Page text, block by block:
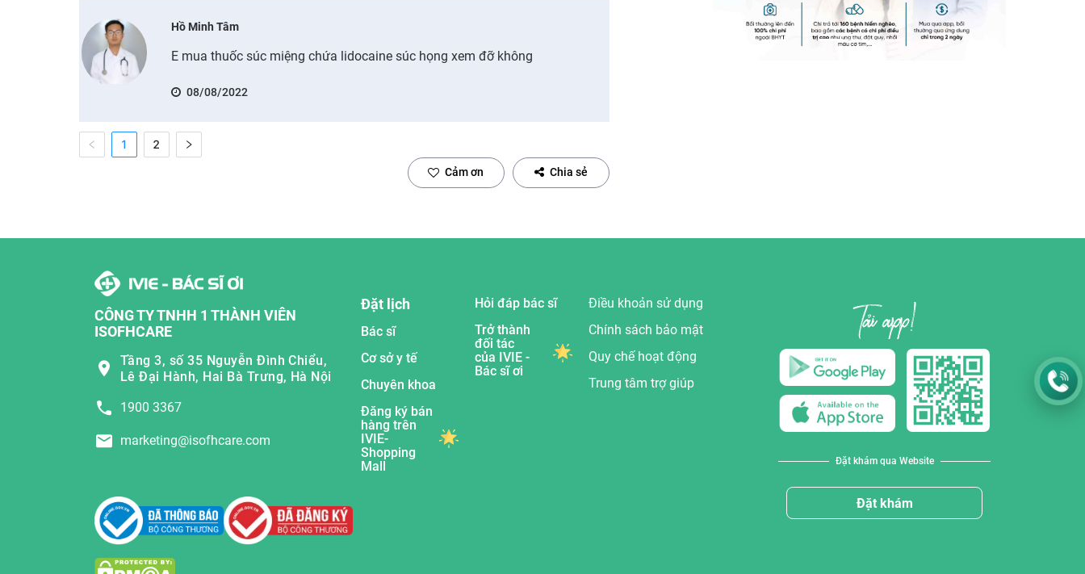
Hồ Minh Tâm
E mua thuốc súc miệng chứa lidocaine súc họng xem đỡ không
08/08/2022
1 2
Cảm ơn Chia sẻ
CÔNG TY TNHH 1 THÀNH VIÊN
ISOFHCARE
Tầng 3, số 35 Nguyễn Đình Chiểu,
Lê Đại Hành, Hai Bà Trưng, Hà Nội
1900 3367
marketing@isofhcare.com
Đặt lịch
Bác sĩ
Cơ sở y tế
Chuyên khoa
Đăng ký bán
hàng trên
IVIE-
Shopping
Mall
Hỏi đáp bác sĩ
Trở thành
đối tác
của IVIE -
Bác sĩ ơi
Điều khoản sử dụng
Chính sách bảo mật
Quy chế hoạt động
Trung tâm trợ giúp
Đặt khám qua Website
Đặt khám